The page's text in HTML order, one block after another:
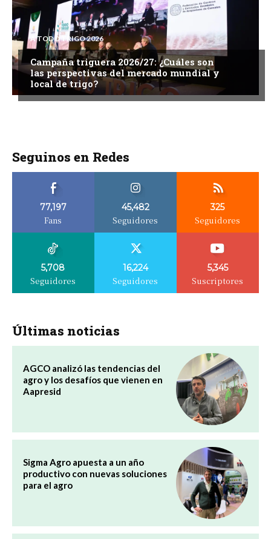
A TODO TRIGO 2026
Campaña triguera 2026/27: ¿Cuáles son
las perspectivas del mercado mundial y
local de trigo?
Seguinos en Redes
77,197
Fans
45,482
Seguidores
325
Seguidores
5,708
Seguidores
16,224
Seguidores
5,345
Suscriptores
Últimas noticias
AGCO analizó las tendencias del
agro y los desafíos que vienen en
Aapresid
Sigma Agro apuesta a un año
productivo con nuevas soluciones
para el agro